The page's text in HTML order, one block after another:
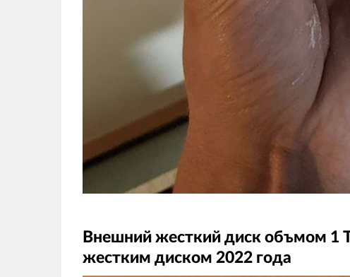
Внешний жесткий диск объмом 1
жестким диском 2022 года